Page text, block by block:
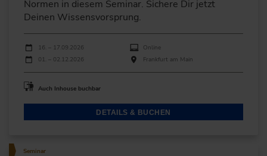
Normen in diesem Seminar. Sichere Dir jetzt
Deinen Wissensvorsprung.
Durchführungen
Veranstaltungsdatum Veranstaltungsort
16. – 17.09.2026
Online
01. – 02.12.2026
Frankfurt am Main
Auch Inhouse buchbar
DETAILS & BUCHEN
Seminar